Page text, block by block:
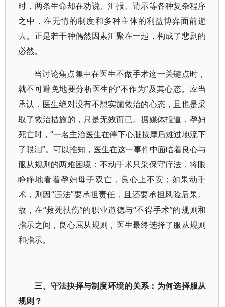
时，两条生命却在劝说、汇报、请示等各种复杂程序
之中，在无情的制度和多种主体的利益博弈面前逝
去。正是若干种偶然因素汇聚在一起，构成了悲剧的
必然。
当讨论焦点集中在医生不做手术这一关键点时，
就不可避免地要分析医生的“不作为”及其心态。应当
承认，医生绝对没有不想实施救治的心态，且也是采
取了救治措施的，只是无效而已。据媒体报道，孕妇
死亡时，“一名主治医生在停下心脏按摩后难过地流下
了眼泪”。可以推知，医生在这一事件中面临着良心与
服从规则的两难困境：不动手术只采保守疗法，将眼
睁睁地看着孕妇母子双亡，良心上不安；如果动手
术，则因“违法”要承担责任，且还要承担风险后果。
故，在“救死扶伤”的职业道德与“不得手术”的规则和
指示之间，良心屈从规则，医生最终选择了服从规则
和指示。
三、守法抉择与制度环境的关系：为何选择服从
规则？